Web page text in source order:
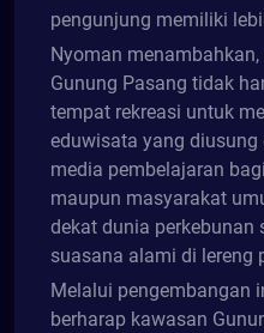
pengunjung memiliki
Nyoman
Gunung Pasang tidak
tempat rekreasi untuk
eduwisata yang
media pembelajaran
maupun masyarakat
dekat dunia perkebunan
suasana alami di lereng
Melalui pengembangan
berharap kawasan